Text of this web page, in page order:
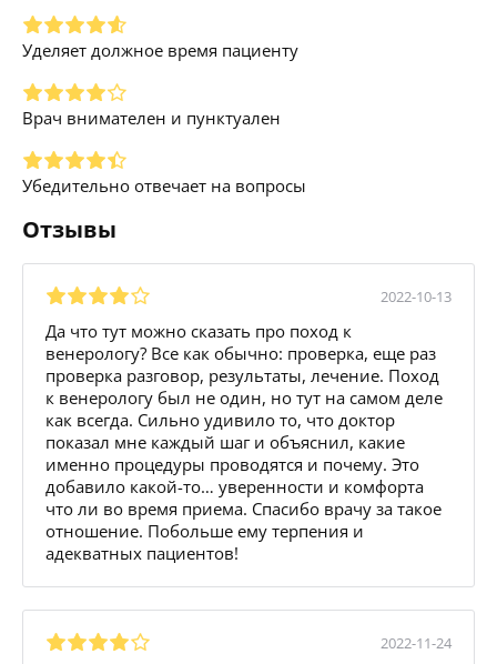
Уделяет должное время пациенту
Врач внимателен и пунктуален
Убедительно отвечает на вопросы
Отзывы
2022-10-13
Да что тут можно сказать про поход к
венерологу? Все как обычно: проверка, еще раз
проверка разговор, результаты, лечение. Поход
к венерологу был не один, но тут на самом деле
как всегда. Сильно удивило то, что доктор
показал мне каждый шаг и объяснил, какие
именно процедуры проводятся и почему. Это
добавило какой-то… уверенности и комфорта
что ли во время приема. Спасибо врачу за такое
отношение. Побольше ему терпения и
адекватных пациентов!
2022-11-24